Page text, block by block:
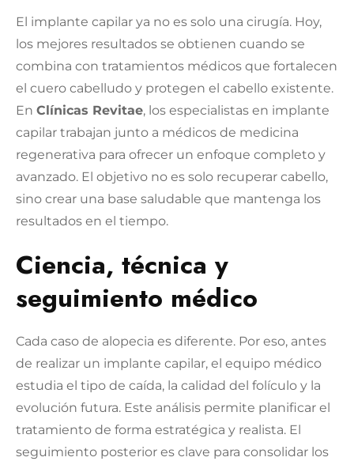
El implante capilar ya no es solo una cirugía. Hoy,
los mejores resultados se obtienen cuando se
combina con tratamientos médicos que fortalecen
el cuero cabelludo y protegen el cabello existente.
En Clínicas Revitae, los especialistas en implante
capilar trabajan junto a médicos de medicina
regenerativa para ofrecer un enfoque completo y
avanzado. El objetivo no es solo recuperar cabello,
sino crear una base saludable que mantenga los
resultados en el tiempo.
Ciencia, técnica y
seguimiento médico
Cada caso de alopecia es diferente. Por eso, antes
de realizar un implante capilar, el equipo médico
estudia el tipo de caída, la calidad del folículo y la
evolución futura. Este análisis permite planificar el
tratamiento de forma estratégica y realista. El
seguimiento posterior es clave para consolidar los